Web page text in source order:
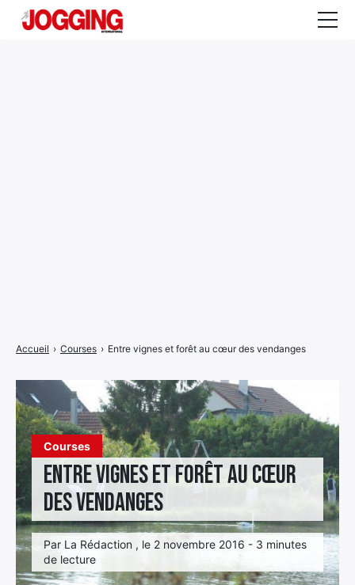
Courses
Entre vignes et forêt au cœur
des vendanges
Par La Rédaction , le 2 novembre 2016 - 3 minutes
de lecture
Accueil › Courses › Entre vignes et forêt au cœur des vendanges
Élément
de
menu
Élément
de
menu
Élément
de
menu